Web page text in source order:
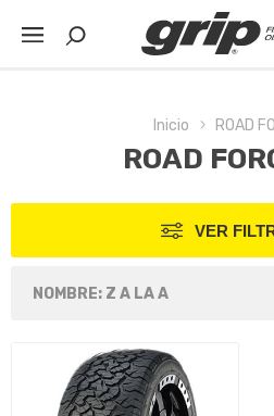
Inicio ROAD
ROAD
VER